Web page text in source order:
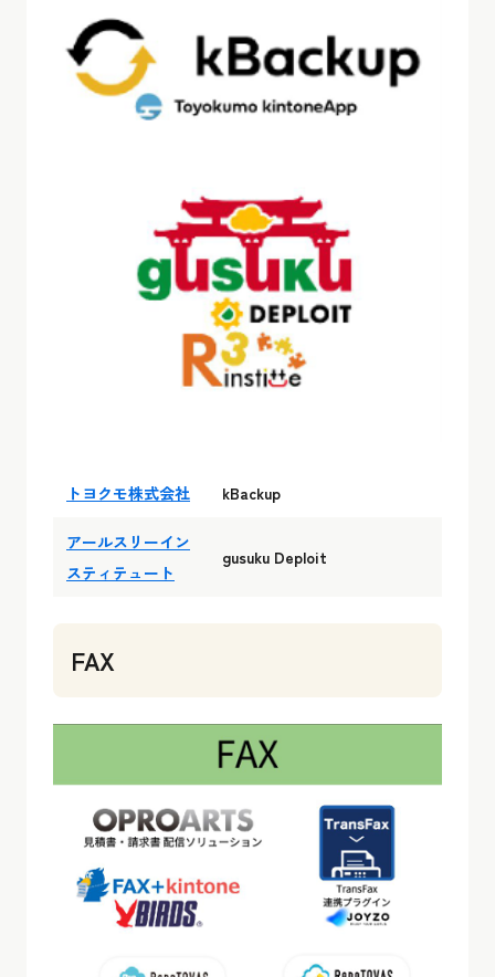
トヨクモ株式会社 kBackup
アールスリーイン
スティテュート
gusuku Deploit
FAX